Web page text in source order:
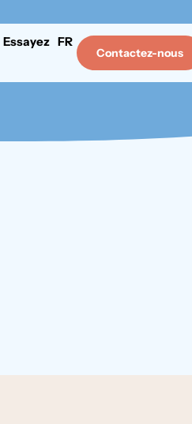
Essayez FR
Contactez-nous